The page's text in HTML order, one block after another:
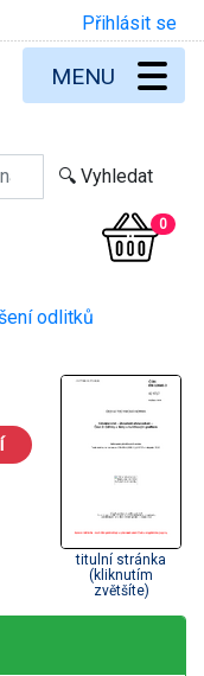
Přihlásit se
0
MENU
odlitků
titulní stránka
(kliknutím
zvětšíte)